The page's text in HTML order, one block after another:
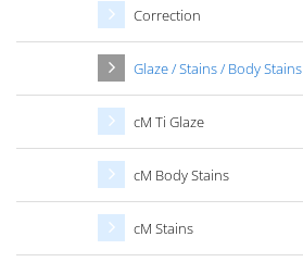
Correction
Glaze / Stains / Body Stains
cM Ti Glaze
cM Body Stains
cM Stains